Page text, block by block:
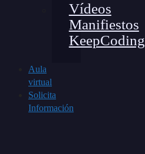
Vídeos
Manifiestos
KeepCoding
Aula
virtual
Solicita
Información